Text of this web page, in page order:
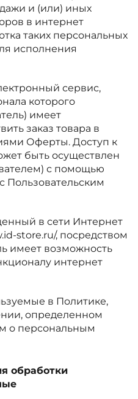
и (или) иных
в интернет
таких персональных
исполнения
сервис,
которого
имеет
заказ товара в
Оферты. Доступ к
быть осуществлен
с помощью
Пользовательским
в сети Интернет
store.ru/, посредством
имеет возможность
интернет
в Политике,
определенном
о персональным
обработки